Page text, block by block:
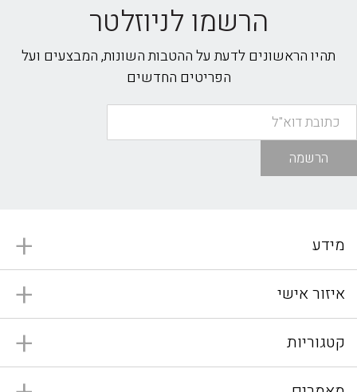
הרשמו לניוזלטר
תהיו הראשונים לדעת על ההטבות השונות, המבצעים ועל
הפריטים החדשים
הרשמה
מידע
איזור אישי
קטגוריות